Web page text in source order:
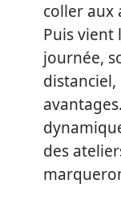
coller aux
Puis vient
journée,
des